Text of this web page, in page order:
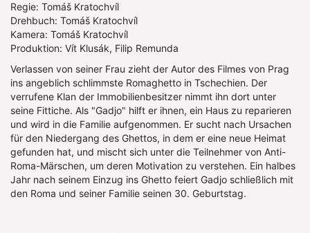
Regie: Tomáš Kratochvíl
Drehbuch: Tomáš Kratochvíl
Kamera: Tomáš Kratochvíl
Produktion: Vít Klusák, Filip Remunda
Verlassen von seiner Frau zieht der Autor des Filmes von Prag
ins angeblich schlimmste Romaghetto in Tschechien. Der
verrufene Klan der Immobilienbesitzer nimmt ihn dort unter
seine Fittiche. Als "Gadjo" hilft er ihnen, ein Haus zu reparieren
und wird in die Familie aufgenommen. Er sucht nach Ursachen
für den Niedergang des Ghettos, in dem er eine neue Heimat
gefunden hat, und mischt sich unter die Teilnehmer von Anti-
Roma-Märschen, um deren Motivation zu verstehen. Ein halbes
Jahr nach seinem Einzug ins Ghetto feiert Gadjo schließlich mit
den Roma und seiner Familie seinen 30. Geburtstag.